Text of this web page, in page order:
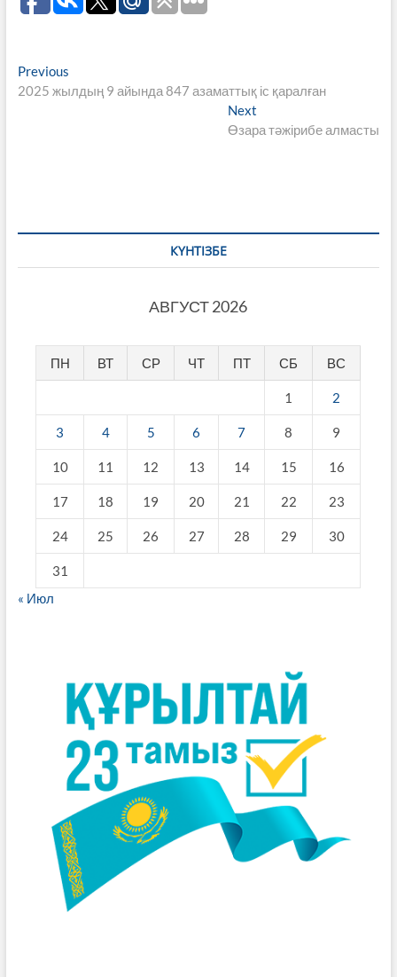
Навигация
по
PreviousPrevious
post:
2025 жылдың 9 айында 847 азаматтық іс қаралған
Next
post:
Өзара тәжірибе алмасты
КҮНТІЗБЕ
АВГУСТ 2026
ПН ВТ СР ЧТ ПТ СБ ВС
1 2
3 4 5 6 7 8 9
10 11 12 13 14 15 16
17 18 19 20 21 22 23
24 25 26 27 28 29 30
31
« Июл